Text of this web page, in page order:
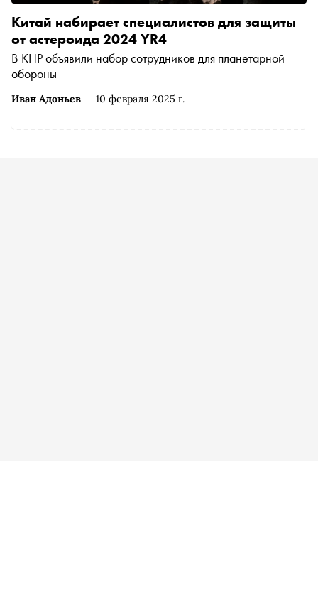
Иван Адоньев 10 февраля 2025 г.
Китай набирает специалистов для защиты
от астероида 2024 YR4
В КНР объявили набор сотрудников для планетарной
обороны